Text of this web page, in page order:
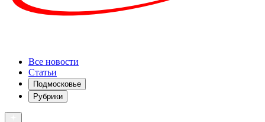
Все новости
Статьи
Подмосковье
Рубрики